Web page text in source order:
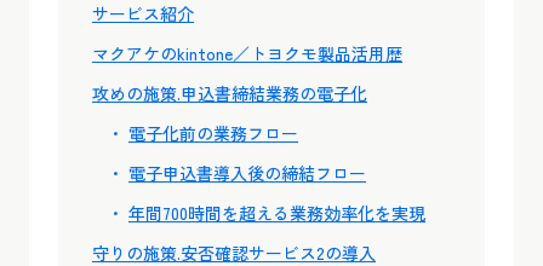
サービス紹介
マクアケのkintone／トヨクモ製品活用歴
攻めの施策.申込書締結業務の電子化
電子化前の業務フロー
電子申込書導入後の締結フロー
年間700時間を超える業務効率化を実現
守りの施策.安否確認サービス2の導入